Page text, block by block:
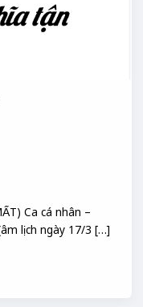
Ca cá nhân –
lịch ngày 17/3 […]